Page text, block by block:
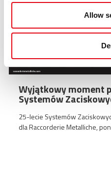
Allow
Wyjątkowy moment
Systemów
25-lecie Systemów
dla Raccorderie Metalliche,